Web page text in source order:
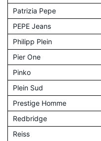
Patrizia Pepe
PEPE Jeans
Philipp Plein
Pier One
Pinko
Plein Sud
Prestige Homme
Redbridge
Reiss